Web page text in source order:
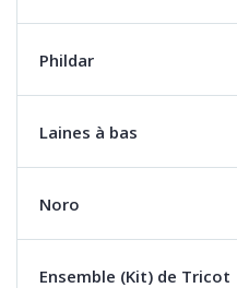
Phildar
Laines à bas
Noro
Ensemble (Kit) de Tricot